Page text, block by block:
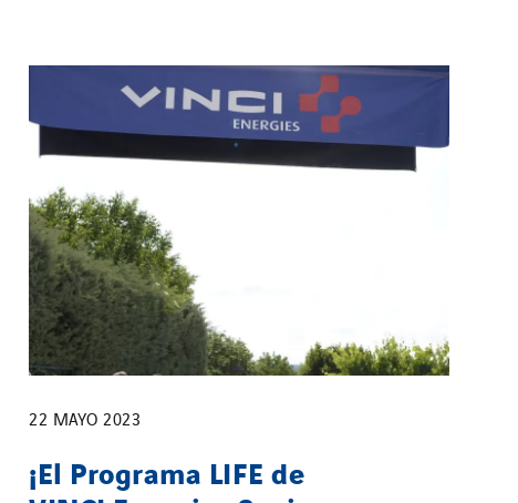
22 MAYO 2023
¡El Programa LIFE de